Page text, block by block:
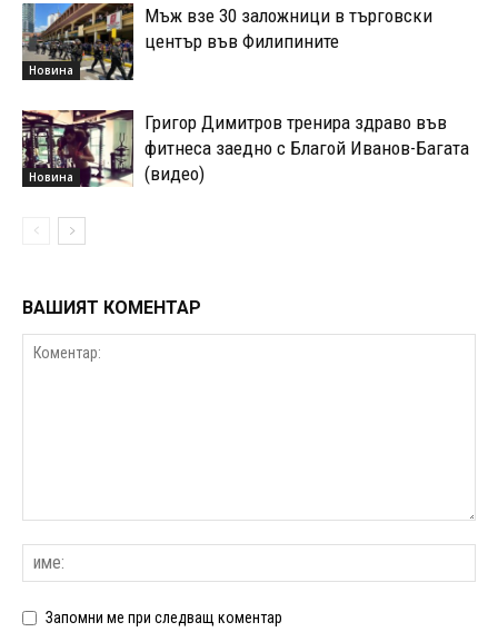
Новина
Мъж взе 30 заложници в търговски
център във Филипините
Новина
Григор Димитров тренира здраво във
фитнеса заедно с Благой Иванов-Багата
(видео)
ВАШИЯТ КОМЕНТАР
Запомни ме при следващ коментар